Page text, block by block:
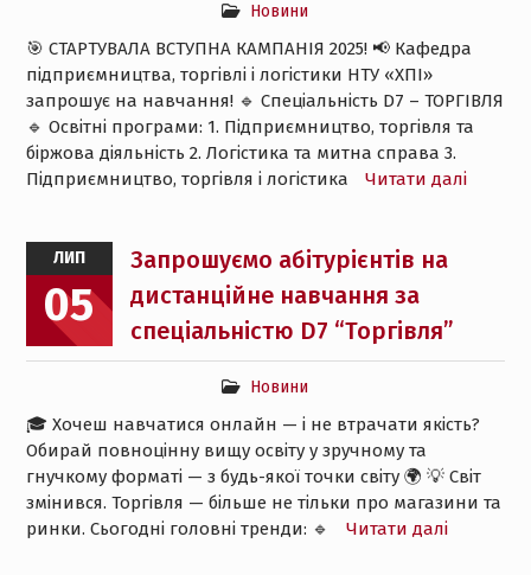
Новини
🎯 СТАРТУВАЛА ВСТУПНА КАМПАНІЯ 2025! 📢 Кафедра
підприємництва, торгівлі і логістики НТУ «ХПІ»
запрошує на навчання! 🔹 Спеціальність D7 – ТОРГІВЛЯ
🔹 Освітні програми: 1. Підприємництво, торгівля та
біржова діяльність 2. Логістика та митна справа 3.
Підприємництво, торгівля і логістика
Читати далі
ЛИП
05
Запрошуємо абітурієнтів на
дистанційне навчання за
спеціальністю D7 “Торгівля”
Новини
🎓 Хочеш навчатися онлайн — і не втрачати якість?
Обирай повноцінну вищу освіту у зручному та
гнучкому форматі — з будь-якої точки світу 🌍 💡 Світ
змінився. Торгівля — більше не тільки про магазини та
ринки. Сьогодні головні тренди: 🔹
Читати далі